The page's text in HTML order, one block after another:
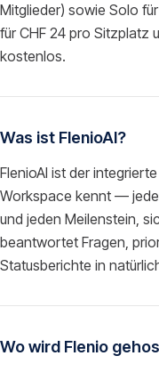
Mitglieder) sowie Solo
für CHF 24 pro Sitzplatz
kostenlos.
Was ist FlenioAI?
FlenioAI ist der
Workspace kennt —
und jeden Meilenstein,
beantwortet Fragen,
Statusberichte in
Wo wird Flenio